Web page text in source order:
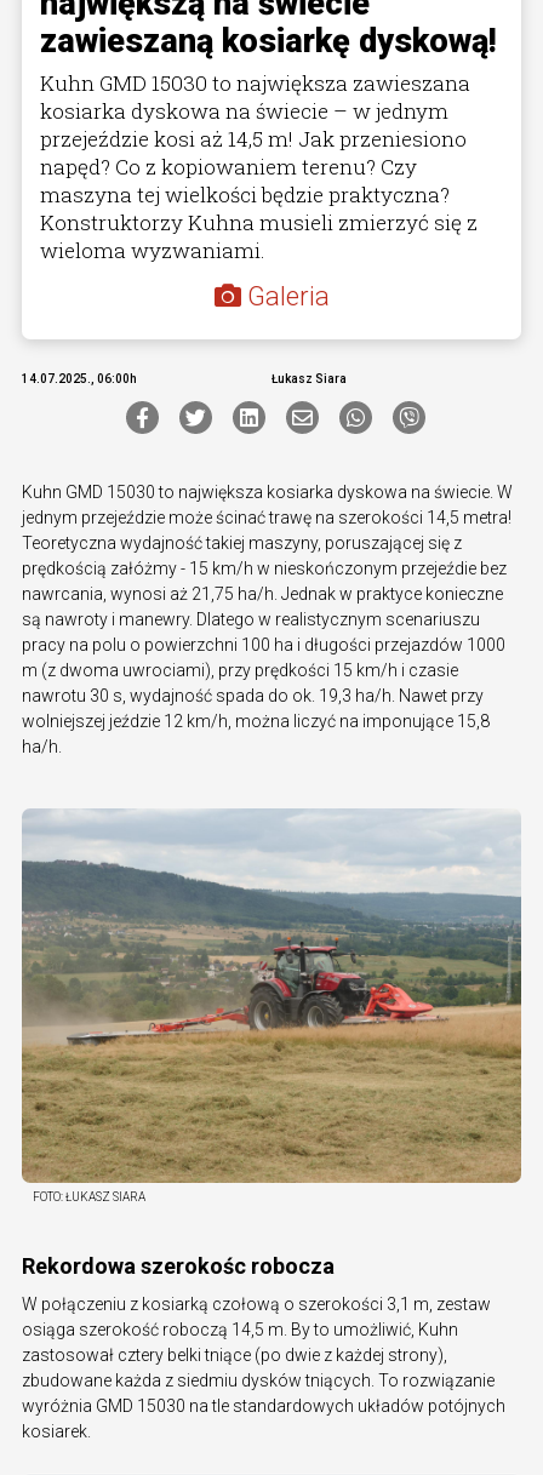
zawieszaną kosiarkę dyskową!
Kuhn GMD 15030 to największa zawieszana
kosiarka dyskowa na świecie – w jednym
przejeździe kosi aż 14,5 m! Jak przeniesiono
napęd? Co z kopiowaniem terenu? Czy
maszyna tej wielkości będzie praktyczna?
Konstruktorzy Kuhna musieli zmierzyć się z
wieloma wyzwaniami.
Galeria
14.07.2025., 06:00h Łukasz Siara
Kuhn GMD 15030 to największa kosiarka dyskowa na świecie. W
jednym przejeździe może ścinać trawę na szerokości 14,5 metra!
Teoretyczna wydajność takiej maszyny, poruszającej się z
prędkością załóżmy - 15 km/h w nieskończonym przejeźdie bez
nawrcania, wynosi aż 21,75 ha/h. Jednak w praktyce konieczne
są nawroty i manewry. Dlatego w realistycznym scenariuszu
pracy na polu o powierzchni 100 ha i długości przejazdów 1000
m (z dwoma uwrociami), przy prędkości 15 km/h i czasie
nawrotu 30 s, wydajność spada do ok. 19,3 ha/h. Nawet przy
wolniejszej jeździe 12 km/h, można liczyć na imponujące 15,8
ha/h.
FOTO:ŁUKASZ SIARA
Rekordowa szerokośc robocza
W połączeniu z kosiarką czołową o szerokości 3,1 m, zestaw
osiąga szerokość roboczą 14,5 m. By to umożliwić, Kuhn
zastosował cztery belki tniące (po dwie z każdej strony),
zbudowane każda z siedmiu dysków tniących. To rozwiązanie
wyróżnia GMD 15030 na tle standardowych układów potójnych
kosiarek.